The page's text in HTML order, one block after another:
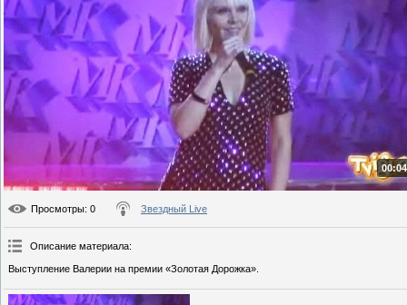
Просмотры: 0 Звездный Live
Описание материала:
Выступление Валерии на премии «Золотая Дорожка».